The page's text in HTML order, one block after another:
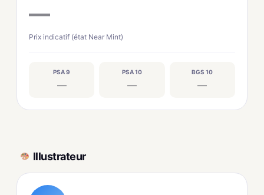
—
Prix indicatif (état Near Mint)
PSA 9
—
PSA 10
—
BGS 10
—
Illustrateur